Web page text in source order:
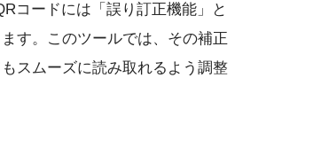
コードには「誤り訂正機能」と
す。このツールでは、その補正
スムーズに読み取れるよう調整